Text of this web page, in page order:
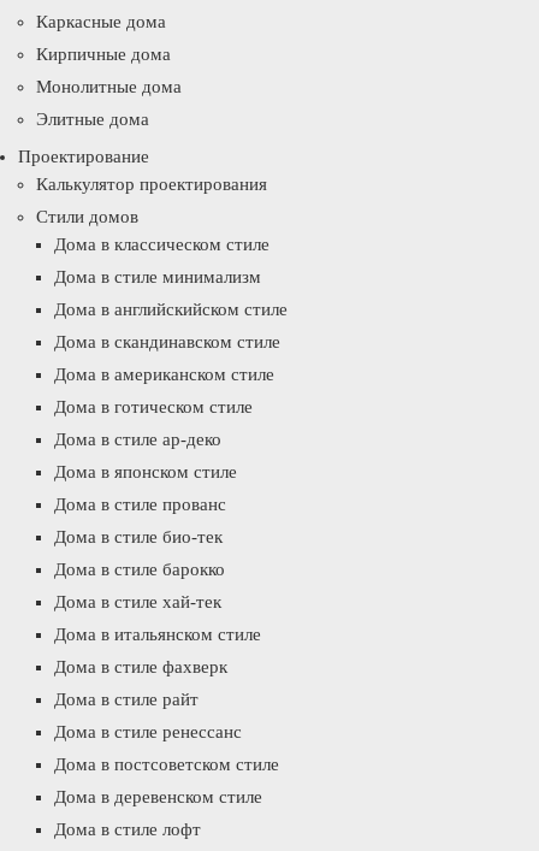
Каркасные дома
Кирпичные дома
Монолитные дома
Элитные дома
Проектирование
Калькулятор проектирования
Стили домов
Дома в классическом стиле
Дома в стиле минимализм
Дома в английскийском стиле
Дома в скандинавском стиле
Дома в американском стиле
Дома в готическом стиле
Дома в стиле ар-деко
Дома в японском стиле
Дома в стиле прованс
Дома в стиле био-тек
Дома в стиле барокко
Дома в стиле хай-тек
Дома в итальянском стиле
Дома в стиле фахверк
Дома в стиле райт
Дома в стиле ренессанс
Дома в постсоветском стиле
Дома в деревенском стиле
Дома в стиле лофт